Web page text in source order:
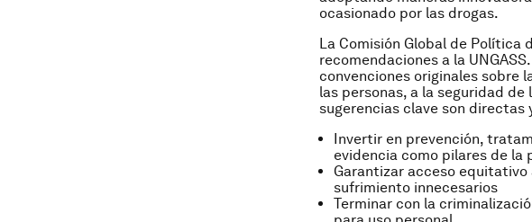
ocasionado por las drogas.
La Comisión Global de Política
recomendaciones a la
convenciones originales sobre
las personas, a la seguridad
sugerencias clave son
Invertir en prevención,
evidencia como pilares de la
Garantizar acceso equitativo
sufrimiento innecesarios
Terminar con la